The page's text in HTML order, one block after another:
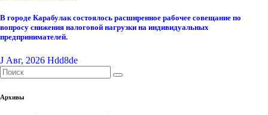
В городе Карабулак состоялось расширенное рабочее совещание по
вопросу снижения налоговой нагрузки на индивидуальных
предпринимателей.
J Авг, 2026 Hdd8de
Архивы